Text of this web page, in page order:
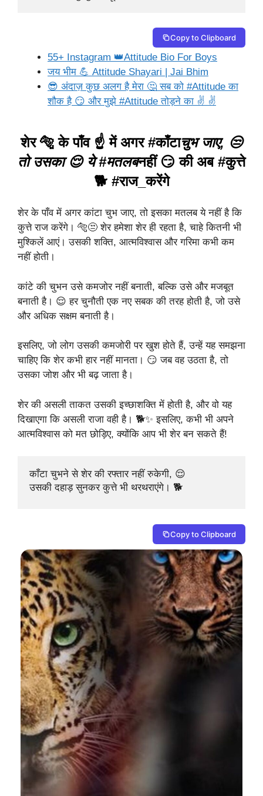
Copy to Clipboard
55+ Instagram 👑Attitude Bio For Boys
जय भीम 💪 Attitude Shayari | Jai Bhim
😎 अंदाज़ कुछ अलग है मेरा 🤔 सब को #Attitude का
शौक है 😏 और मुझे #Attitude तोड़ने का ✌ ✌
शेर 🐅 के पाँव ☝ में अगर #काँटाचुभ जाए, 😒
तो उसका 😌 ये #मतलबनहीं 😏 की अब #कुत्ते
🐕 #राज_करेंगे
शेर के पाँव में अगर कांटा चुभ जाए, तो इसका मतलब ये नहीं है कि
कुत्ते राज करेंगे। 🐅😒 शेर हमेशा शेर ही रहता है, चाहे कितनी भी
मुश्किलें आएं। उसकी शक्ति, आत्मविश्वास और गरिमा कभी कम
नहीं होती।
कांटे की चुभन उसे कमजोर नहीं बनाती, बल्कि उसे और मजबूत
बनाती है। 😌 हर चुनौती एक नए सबक की तरह होती है, जो उसे
और अधिक सक्षम बनाती है।
इसलिए, जो लोग उसकी कमजोरी पर खुश होते हैं, उन्हें यह समझना
चाहिए कि शेर कभी हार नहीं मानता। 😏 जब वह उठता है, तो
उसका जोश और भी बढ़ जाता है।
शेर की असली ताकत उसकी इच्छाशक्ति में होती है, और वो यह
दिखाएगा कि असली राजा वही है। 🐕✨ इसलिए, कभी भी अपने
आत्मविश्वास को मत छोड़िए, क्योंकि आप भी शेर बन सकते हैं!
काँटा चुभने से शेर की रफ्तार नहीं रुकेगी, 😌
उसकी दहाड़ सुनकर कुत्ते भी थरथराएंगे। 🐕
Copy to Clipboard